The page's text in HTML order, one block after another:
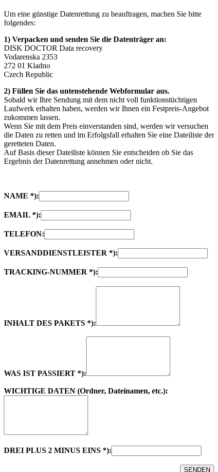
Um eine günstige Datenrettung zu beauftragen, machen Sie bitte
folgendes:
1) Verpacken und senden Sie die Datenträger an:
DISK DOCTOR Data recovery
Vodarenska 2353
272 01 Kladno
Czech Republic
2) Füllen Sie das untenstehende Webformular aus.
Sobald wir Ihre Sendung mit dem nicht voll funktionstüchtigen
Laufwerk erhalten haben, werden wir Ihnen ein Festpreis-Angebot
zukommen lassen.
Wenn Sie mit dem Preis einverstanden sind, werden wir versuchen
die Daten zu retten und im Erfolgsfall erhalten Sie eine Dateiliste der
geretteten Daten.
Auf Basis dieser Dateiliste können Sie entscheiden ob Sie das
Ergebnis der Datenrettung annehmen oder nicht.
NAME *):
EMAIL *):
TELEFON:
VERSANDDIENSTLEISTER *):
TRACKING-NUMMER *):
INHALT DES PAKETS *):
WAS IST PASSIERT *):
WICHTIGE DATEN (Ordner, Dateinamen, etc.):
DREI PLUS 2 MINUS EINS *):